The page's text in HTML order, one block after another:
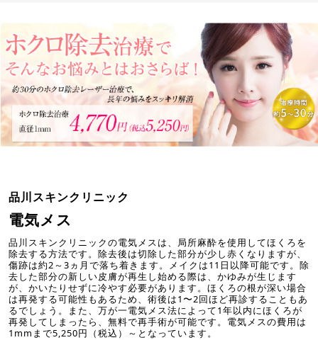
品川スキンクリニック
電気メス
品川スキンクリニックの電気メスは、局所麻酔を使用してほくろを
除去する方法です。除去後は切除した部分が少し赤くなりますが、
傷跡は約2～3ヵ月で落ち着きます。メイクは11日以降可能です。除
去した部分の新しい皮膚が再生し始める際は、かゆみが生じます
が、かいたりせずに冷やす必要があります。ほくろの根が深い場合
は再発する可能性もあるため、術後は1〜2回ほど再診することもあ
るでしょう。また、万が一電気メス法によって1年以内にほくろが
再発してしまったら、無料で再手術が可能です。電気メスの費用は
1mmまで5,250円（税込）～となっています。